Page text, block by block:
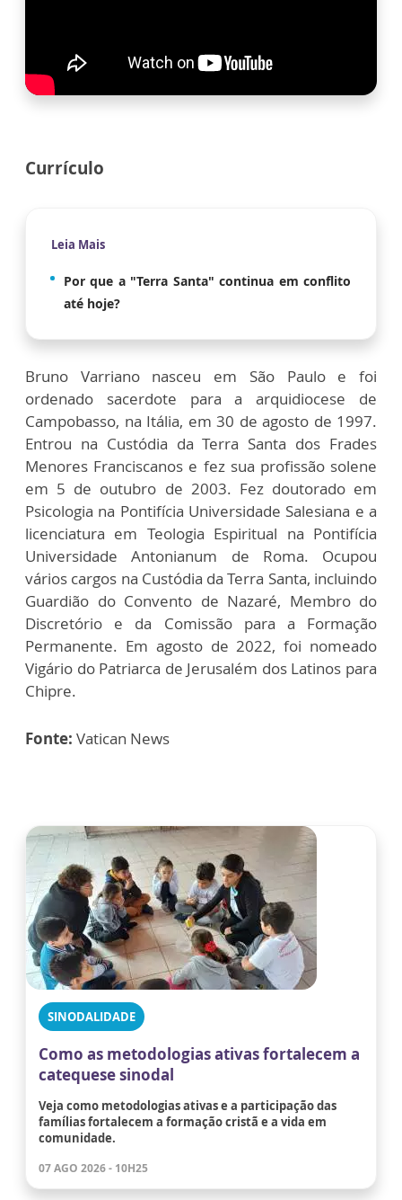
Currículo
Leia Mais
Por que a "Terra Santa" continua em conflito
até hoje?
Bruno Varriano nasceu em São Paulo e foi
ordenado sacerdote para a arquidiocese de
Campobasso, na Itália, em 30 de agosto de 1997.
Entrou na Custódia da Terra Santa dos Frades
Menores Franciscanos e fez sua profissão solene
em 5 de outubro de 2003. Fez doutorado em
Psicologia na Pontifícia Universidade Salesiana e a
licenciatura em Teologia Espiritual na Pontifícia
Universidade Antonianum de Roma. Ocupou
vários cargos na Custódia da Terra Santa, incluindo
Guardião do Convento de Nazaré, Membro do
Discretório e da Comissão para a Formação
Permanente. Em agosto de 2022, foi nomeado
Vigário do Patriarca de Jerusalém dos Latinos para
Chipre.
Fonte: Vatican News
SINODALIDADE
Como as metodologias ativas fortalecem a
catequese sinodal
Veja como metodologias ativas e a participação das
famílias fortalecem a formação cristã e a vida em
comunidade.
07 AGO 2026 - 10H25